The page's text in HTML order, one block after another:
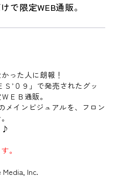
で限定WEB通販。
った人に朗報！
’０９」で発売されたグッ
ＥＢ通販。
メインビジュアルを、フロン
♪
。
Inc.